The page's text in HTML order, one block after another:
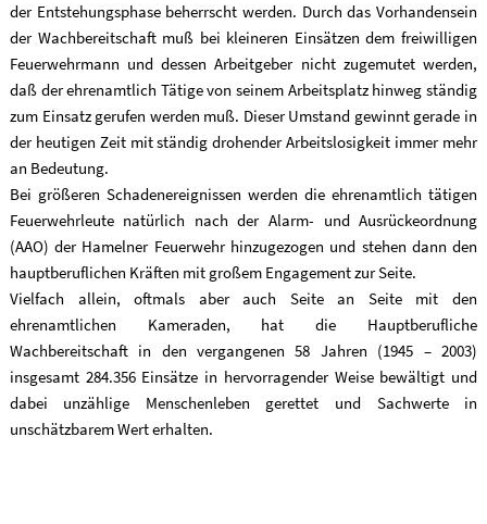
der Entstehungsphase beherrscht werden. Durch das Vorhandensein
der Wachbereitschaft muß bei kleineren Einsätzen dem freiwilligen
Feuerwehrmann und dessen Arbeitgeber nicht zugemutet werden,
daß der ehrenamtlich Tätige von seinem Arbeitsplatz hinweg ständig
zum Einsatz gerufen werden muß. Dieser Umstand gewinnt gerade in
der heutigen Zeit mit ständig drohender Arbeitslosigkeit immer mehr
an Bedeutung.
Bei größeren Schadenereignissen werden die ehrenamtlich tätigen
Feuerwehrleute natürlich nach der Alarm- und Ausrückeordnung
(AAO) der Hamelner Feuerwehr hinzugezogen und stehen dann den
hauptberuflichen Kräften mit großem Engagement zur Seite.
Vielfach allein, oftmals aber auch Seite an Seite mit den
ehrenamtlichen Kameraden, hat die Hauptberufliche
Wachbereitschaft in den vergangenen 58 Jahren (1945 – 2003)
insgesamt 284.356 Einsätze in hervorragender Weise bewältigt und
dabei unzählige Menschenleben gerettet und Sachwerte in
unschätzbarem Wert erhalten.